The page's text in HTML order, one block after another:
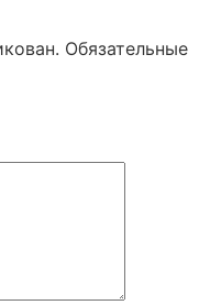
Обязательные